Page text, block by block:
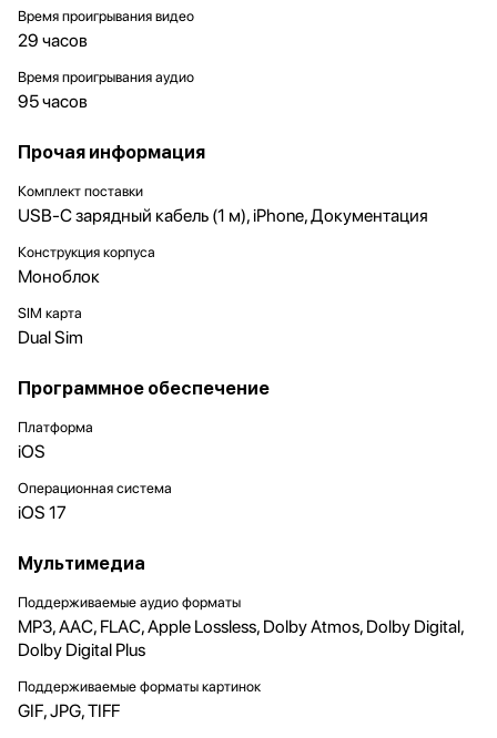
Время проигрывания видео
29 часов
Время проигрывания аудио
95 часов
Прочая информация
Комплект поставки
USB-C зарядный кабель (1 м), iPhone, Документация
Конструкция корпуса
Моноблок
SIM карта
Dual Sim
Программное обеспечение
Платформа
iOS
Операционная система
iOS 17
Мультимедиа
Поддерживаемые аудио форматы
MP3, AAC, FLAC, Apple Lossless, Dolby Atmos, Dolby Digital,
Dolby Digital Plus
Поддерживаемые форматы картинок
GIF, JPG, TIFF